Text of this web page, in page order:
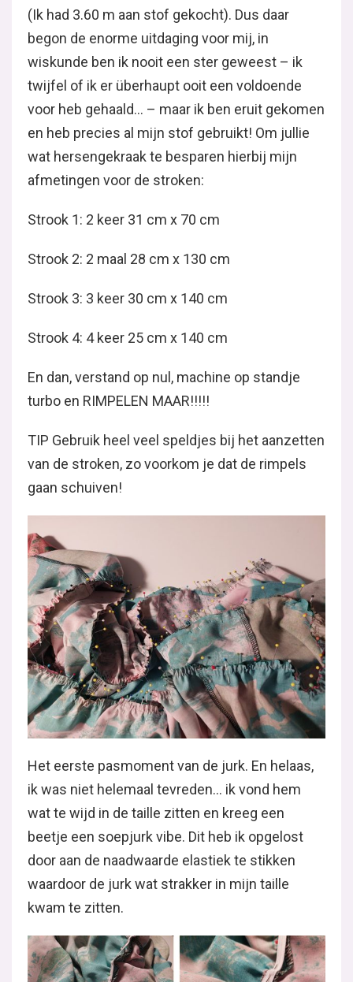
(Ik had 3.60 m aan stof gekocht). Dus daar
begon de enorme uitdaging voor mij, in
wiskunde ben ik nooit een ster geweest – ik
twijfel of ik er überhaupt ooit een voldoende
voor heb gehaald… – maar ik ben eruit gekomen
en heb precies al mijn stof gebruikt! Om jullie
wat hersengekraak te besparen hierbij mijn
afmetingen voor de stroken:
Strook 1: 2 keer 31 cm x 70 cm
Strook 2: 2 maal 28 cm x 130 cm
Strook 3: 3 keer 30 cm x 140 cm
Strook 4: 4 keer 25 cm x 140 cm
En dan, verstand op nul, machine op standje
turbo en RIMPELEN MAAR!!!!!
TIP Gebruik heel veel speldjes bij het aanzetten
van de stroken, zo voorkom je dat de rimpels
gaan schuiven!
Het eerste pasmoment van de jurk. En helaas,
ik was niet helemaal tevreden… ik vond hem
wat te wijd in de taille zitten en kreeg een
beetje een soepjurk vibe. Dit heb ik opgelost
door aan de naadwaarde elastiek te stikken
waardoor de jurk wat strakker in mijn taille
kwam te zitten.